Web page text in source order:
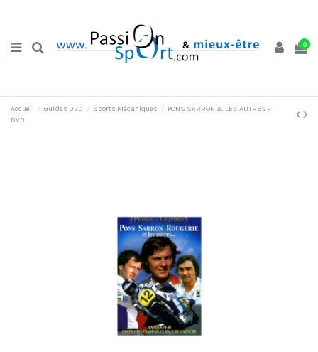
0
Accueil Guides DVD Sports Mécaniques
PONS SARRON & LES AUTRES -
DVD